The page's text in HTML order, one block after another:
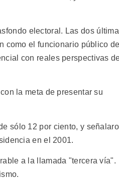
electoral. Las dos
como el funcionario público
con reales perspectivas
la meta de presentar su
sólo 12 por ciento, y
en el 2001.
a la llamada "tercera vía".